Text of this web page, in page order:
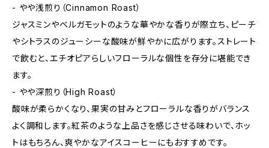
- やや浅煎り（Cinnamon Roast）
ジャスミンやベルガモットのような華やかな香りが際立ち、ピーチ
やシトラスのジューシーな酸味が鮮やかに広がります。ストレート
で飲むと、エチオピアらしいフローラルな個性を存分に堪能でき
ます。
- やや深煎り（High Roast）
酸味が柔らかくなり、果実の甘みとフローラルな香りがバランス
よく調和します。紅茶のような上品さを感じさせる味わいで、ホッ
トはもちろん、爽やかなアイスコーヒーにもおすすめです。